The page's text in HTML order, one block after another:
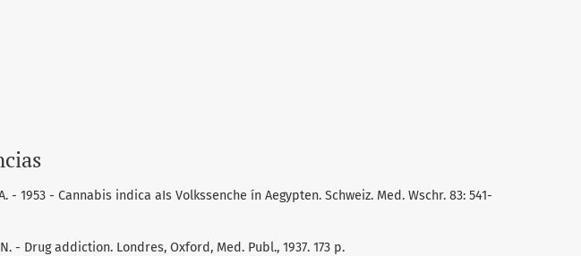
- 1953 - Cannabis indica aIs Volkssenche ín Aegypten. Schweiz. Med. Wschr. 83: 541-
N. - Drug addiction. Londres, Oxford, Med. Publ., 1937. 173 p.